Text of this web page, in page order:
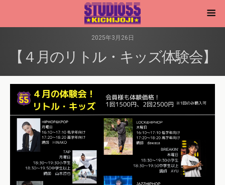
2025年3月26日
【４月のリトル・キッズ体験会】